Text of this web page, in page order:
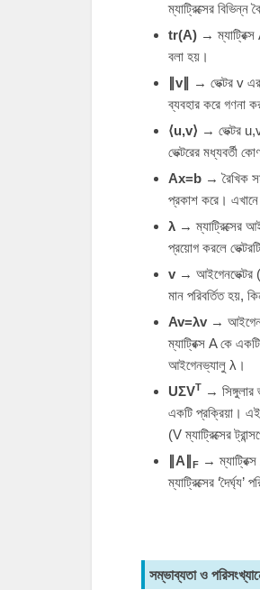
ম্যাট্রিক্সের বিভিন্ন
tr(A) → ম্যাট্রিক্স
বলা হয়।
v → ভেক্টর v
ব্যবহার করে গণনা
⟨u,v⟩ → ভেক্টর u,
ভেক্টরের মধ্যবর্তী
Ax=b → রৈখিক
প্রকাশ করে। এখানে
λ → ম্যাট্রিক্সের
প্রয়োগ করলে
v → আইগেনভেক্টর
মান পরিবর্তিত হয়,
Av=λv →
ম্যাট্রিক্স Aকে একটি
আইগেনভ্যালু λ ।
UΣVT → সিঙ্গুলার
একটি প্রক্রিয়া। এই
(Vম্যাট্রিক্সের
A F → ম্যাট্রিক্স
ম্যাট্রিক্সের
সম্ভাব্যতা ও